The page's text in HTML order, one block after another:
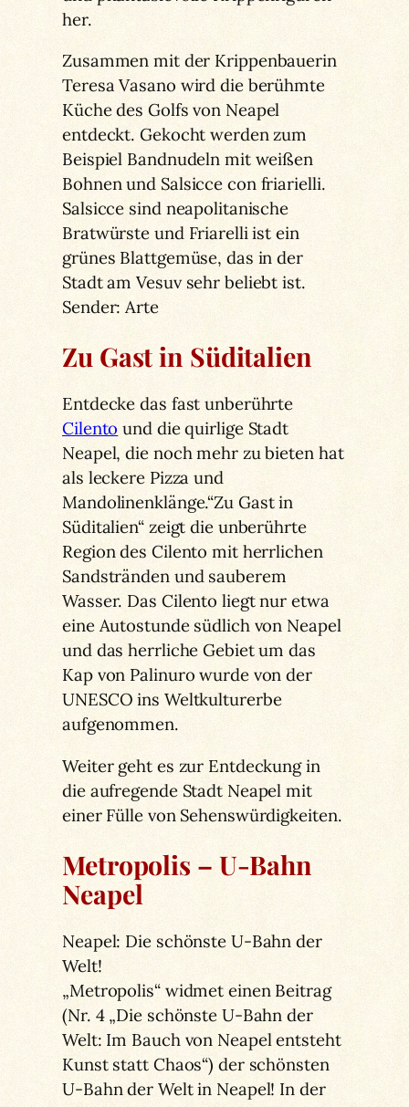
her.
Zusammen mit der Krippenbauerin
Teresa Vasano wird die berühmte
Küche des Golfs von Neapel
entdeckt. Gekocht werden zum
Beispiel Bandnudeln mit weißen
Bohnen und Salsicce con friarielli.
Salsicce sind neapolitanische
Bratwürste und Friarelli ist ein
grünes Blattgemüse, das in der
Stadt am Vesuv sehr beliebt ist.
Sender: Arte
Zu Gast in Süditalien
Entdecke das fast unberührte
Cilento und die quirlige Stadt
Neapel, die noch mehr zu bieten hat
als leckere Pizza und
Mandolinenklänge.“Zu Gast in
Süditalien“ zeigt die unberührte
Region des Cilento mit herrlichen
Sandstränden und sauberem
Wasser. Das Cilento liegt nur etwa
eine Autostunde südlich von Neapel
und das herrliche Gebiet um das
Kap von Palinuro wurde von der
UNESCO ins Weltkulturerbe
aufgenommen.
Weiter geht es zur Entdeckung in
die aufregende Stadt Neapel mit
einer Fülle von Sehenswürdigkeiten.
Metropolis – U-Bahn
Neapel
Neapel: Die schönste U-Bahn der
Welt!
„Metropolis“ widmet einen Beitrag
(Nr. 4 „Die schönste U-Bahn der
Welt: Im Bauch von Neapel entsteht
Kunst statt Chaos“) der schönsten
U-Bahn der Welt in Neapel! In der